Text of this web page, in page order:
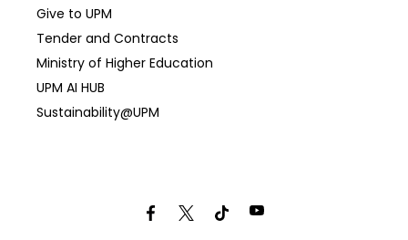
Give to UPM
Tender and Contracts
Ministry of Higher Education
UPM AI HUB
Sustainability@UPM